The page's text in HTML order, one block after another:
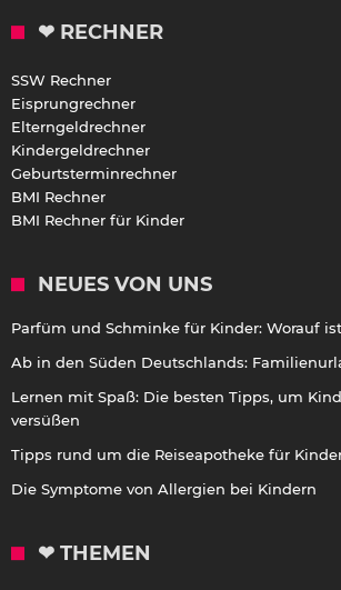
❤ RECHNER
SSW Rechner
Eisprungrechner
Elterngeldrechner
Kindergeldrechner
Geburtsterminrechner
BMI Rechner
BMI Rechner für Kinder
NEUES VON UNS
Parfüm und Schminke für Kinder: Worauf
Ab in den Süden Deutschlands:
Lernen mit Spaß: Die besten Tipps, um
versüßen
Tipps rund um die Reiseapotheke für
Die Symptome von Allergien bei Kindern
❤ THEMEN